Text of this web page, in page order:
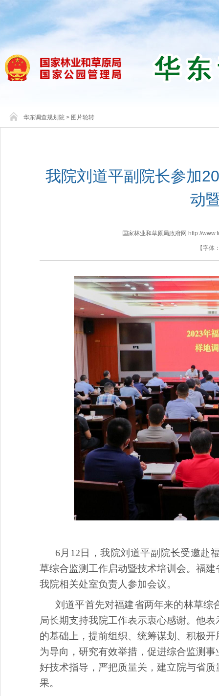
华东调查规划院 > 图片轮转
我院刘道平副院长参加
动
国家林业和草原局政府网 http://
【字体
6月12日，我院刘道平副院长受邀赴
草综合监测工作启动暨技术培训会。福
我院相关处室负责人参加会议。
刘道平首先对福建省两年来的林草综
局长期支持我院工作表示衷心感谢。他
的基础上，提前组织、统筹谋划、积极
为导向，研究有效举措，促进综合监测
好技术指导，严把质量关，建立院与省
果。